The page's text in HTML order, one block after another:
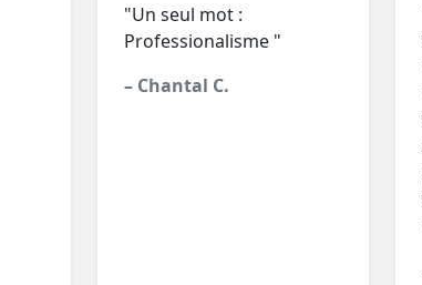
"Un seul mot :
Professionalisme "
– Chantal C.